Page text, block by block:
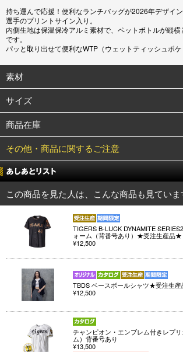
持ち運んで応援！便利なランチバッグが2026年デザイン
選手のプリントサイン入り。
内側生地は保温保冷アルミ素材で、ペットボトルが縦
です。
パッと取り出せて便利なWTP（ウェットティッシュポケ
素材
サイズ
商品在庫
その他・商品に関するご注意
この商品を見た人は、こんな商品も見ていま
TIGERS B-LUCK DYNAMITE
ォーム（背番号あり）★受注生産品★
¥12,500
TBDS ベースボールシャツ★受注生
¥12,500
チャンピオン・エンブレム付きレプ
ム）背番号あり
¥13,500